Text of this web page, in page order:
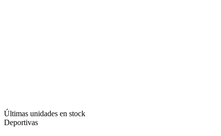
Últimas unidades en stock
Deportivas